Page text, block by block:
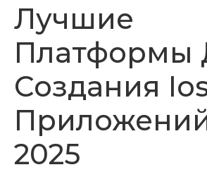
Лучшие
Платформы
Создания
2025